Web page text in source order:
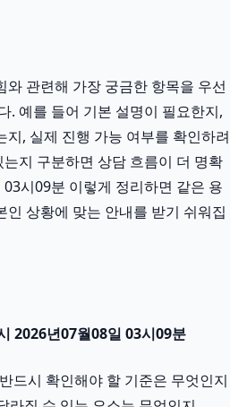
관련해 가장 궁금한 항목을 우선
. 예를 들어 기본 설명이 필요한지,
, 실제 진행 가능 여부를 확인하려
지 구분하면 상담 흐름이 더 명확
시09분 이렇게 정리하면 같은 용
상황에 맞는 안내를 받기 쉬워집
2026년07월08일 03시09분
드시 확인해야 할 기준은 무엇인지